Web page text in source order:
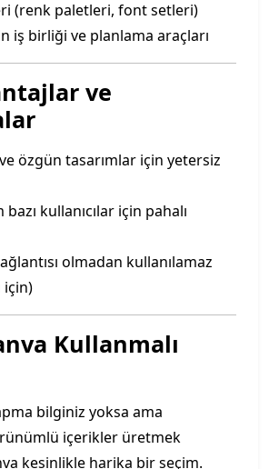
(renk paletleri, font setleri)
iş birliği ve planlama araçları
ve
özgün tasarımlar için yetersiz
kullanıcılar için pahalı
olmadan kullanılamaz
için)
Kullanmalı
bilginiz yoksa ama
içerikler üretmek
kesinlikle harika bir seçim.